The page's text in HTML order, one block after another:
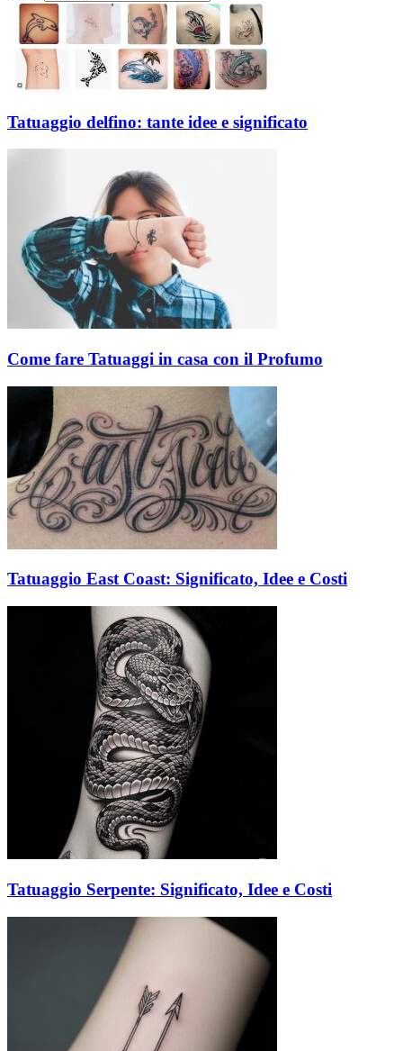
Tatuaggio delfino: tante idee e significato
Come fare Tatuaggi in casa con il Profumo
Tatuaggio East Coast: Significato, Idee e Costi
Tatuaggio Serpente: Significato, Idee e Costi